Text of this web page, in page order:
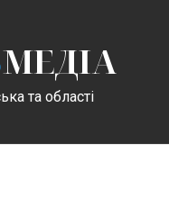
МЕДІА
та області